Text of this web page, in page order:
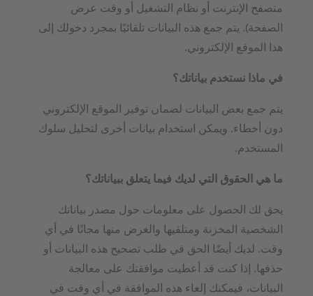
متصفح الإنترنت أو نظام التشغيل أو وقت عرض
الصفحة). يتم جمع هذه البيانات تلقائيًا بمجرد دخولك إلى
هذا الموقع الإلكتروني.
في ماذا نستخدم بياناتك؟
يتم جمع بعض البيانات لضمان توفير الموقع الإلكتروني
دون أخطاء. ويمكن استخدام بيانات أخرى لتحليل سلوك
المستخدم.
ما هي الحقوق التي لديك فيما يتعلق ببياناتك؟
يحق لك الحصول على معلومات حول مصدر بياناتك
الشخصية المخزنة ومتلقيها والغرض منها مجانًا في أي
وقت. لديك أيضًا الحق في طلب تصحيح هذه البيانات أو
حذفها. إذا كنت قد أعطيت موافقتك على معالجة
البيانات، فيمكنك إلغاء هذه الموافقة في أي وقت في